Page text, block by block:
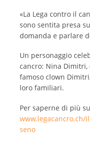
«La Lega contro il
sono sentita presa
domanda e parlare
Un personaggio
cancro: Nina
famoso clown
loro familiari.
Per saperne di più
seno